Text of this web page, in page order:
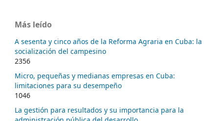
Más leído
A sesenta y cinco años de la Reforma Agraria en Cuba: la
socialización del campesino
2356
Micro, pequeñas y medianas empresas en Cuba:
limitaciones para su desempeño
1046
La gestión para resultados y su importancia para la